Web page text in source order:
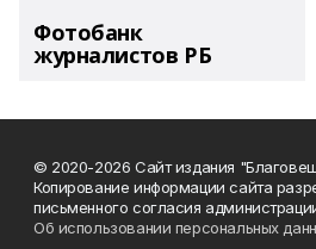
Фотобанк
журналистов РБ
© 2020-2026 Сайт издания
Копирование информации сайта
письменного согласия
Об использовании персональных